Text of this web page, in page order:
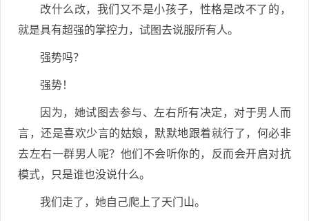
改什么改，我们又不是小孩子，性格是改不了的，
就是具有超强的掌控力，试图去说服所有人。
强势吗？
强势！
因为，她试图去参与、左右所有决定，对于男人而
言，还是喜欢少言的姑娘，默默地跟着就行了，何必非
去左右一群男人呢？他们不会听你的，反而会开启对抗
模式，只是谁也没说什么。
我们走了，她自己爬上了天门山。